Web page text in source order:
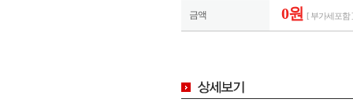
금액 0원 [ 부가세포함 ]